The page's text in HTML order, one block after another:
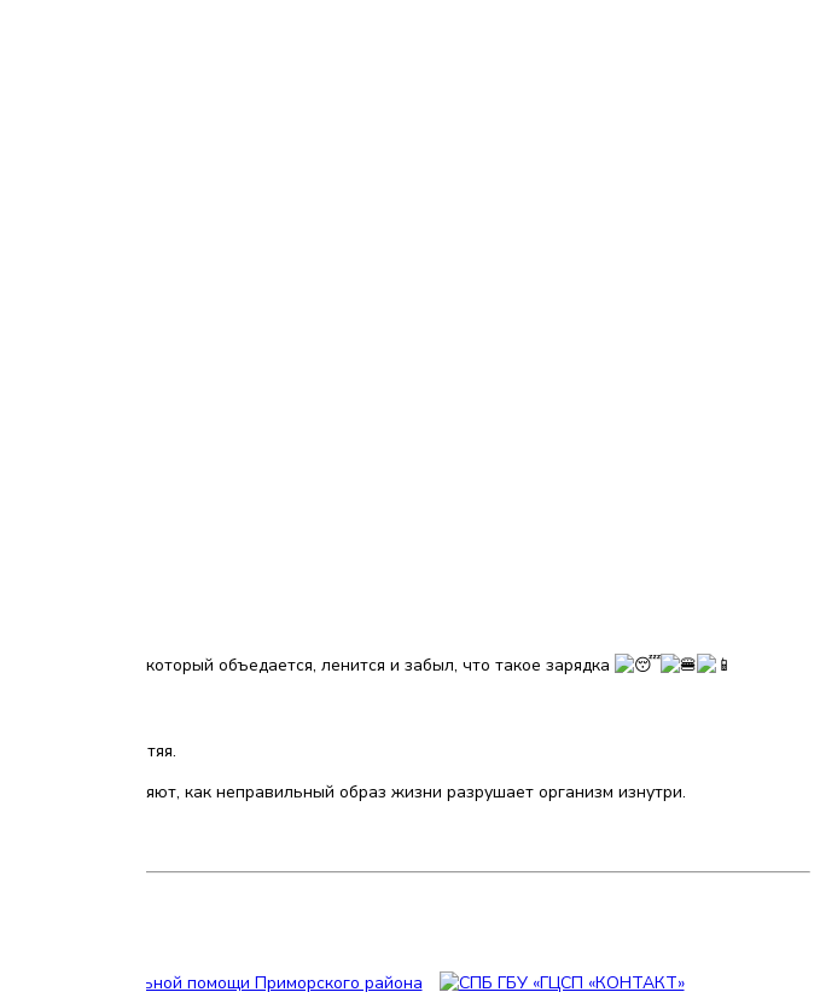
человека, который объедается, ленится и забыл, что такое зарядка
хозяина-лентяя.
юмором объясняют, как неправильный образ жизни разрушает организм изнутри.